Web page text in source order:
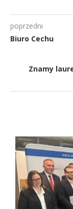
poprzedni
Biuro Cechu
Znamy